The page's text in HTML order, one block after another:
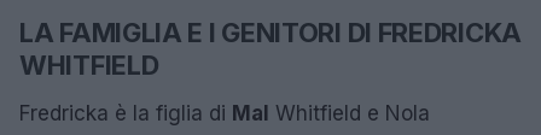
LA FAMIGLIA E I GENITORI DI FREDRICKA
WHITFIELD
Fredricka è la figlia di Mal Whitfield e Nola